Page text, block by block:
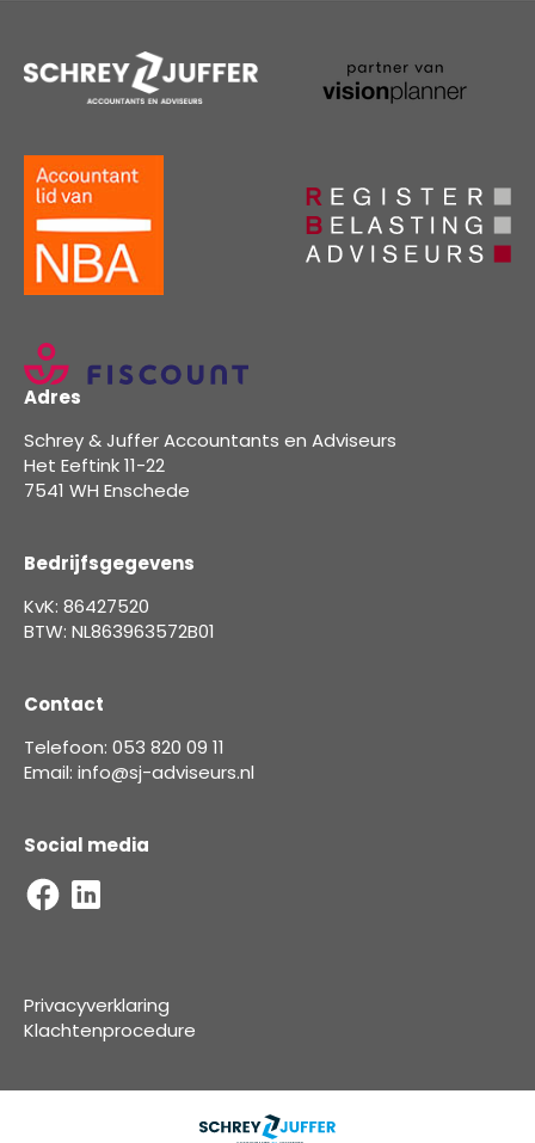
Adres
Schrey & Juffer Accountants en Adviseurs
Het Eeftink 11-22
7541 WH Enschede
Bedrijfsgegevens
KvK: 86427520
BTW: NL863963572B01
Contact
Telefoon: 053 820 09 11
Email: info@sj-adviseurs.nl
Social media
Privacyverklaring
Klachtenprocedure